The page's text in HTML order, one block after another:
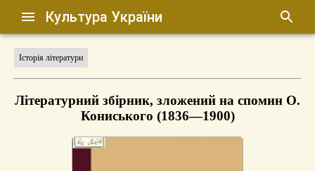
Культура України
Історія літератури
Літературний збірник, зложений на спомин О.
Кониського (1836—1900)